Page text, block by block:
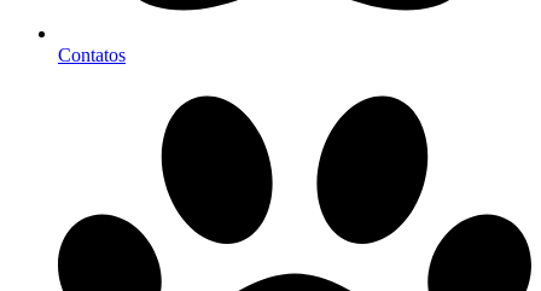
Contatos